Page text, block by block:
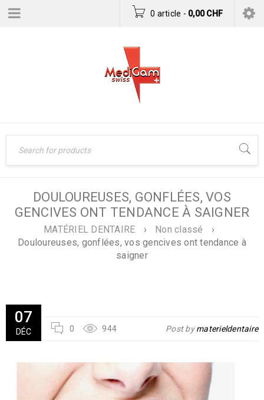
0 article - 0,00CHF
DOULOUREUSES, GONFLÉES, VOS
GENCIVES ONT TENDANCE À SAIGNER
MATÉRIEL DENTAIRE › Non classé
›
Douloureuses, gonflées, vos gencives ont tendance à
saigner
07
DÉC 0 944 Post bymaterieldentaire